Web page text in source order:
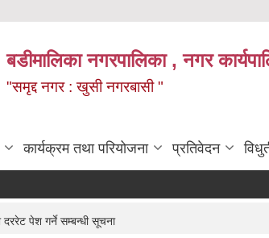
बडीमालिका नगरपालिका , नगर
"समृद्द नगर : खुसी नगरबासी "
कार्यक्रम तथा परियोजना प्रतिवेदन
दररेट पेश गर्ने सम्बन्धी सूचना